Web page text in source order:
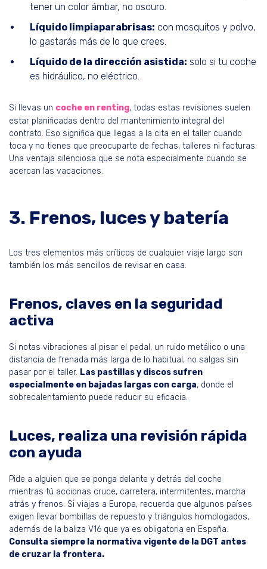
tener un color ámbar, no oscuro.
Líquido limpiaparabrisas: con mosquitos y polvo,
lo gastarás más de lo que crees.
Líquido de la dirección asistida: solo si tu coche
es hidráulico, no eléctrico.
Si llevas un coche en renting, todas estas revisiones suelen
estar planificadas dentro del mantenimiento integral del
contrato. Eso significa que llegas a la cita en el taller cuando
toca y no tienes que preocuparte de fechas, talleres ni facturas.
Una ventaja silenciosa que se nota especialmente cuando se
acercan las vacaciones.
3. Frenos, luces y batería
Los tres elementos más críticos de cualquier viaje largo son
también los más sencillos de revisar en casa.
Frenos, claves en la seguridad
activa
Si notas vibraciones al pisar el pedal, un ruido metálico o una
distancia de frenada más larga de lo habitual, no salgas sin
pasar por el taller. Las pastillas y discos sufren
especialmente en bajadas largas con carga, donde el
sobrecalentamiento puede reducir su eficacia.
Luces, realiza una revisión rápida
con ayuda
Pide a alguien que se ponga delante y detrás del coche
mientras tú accionas cruce, carretera, intermitentes, marcha
atrás y frenos. Si viajas a Europa, recuerda que algunos países
exigen llevar bombillas de repuesto y triángulos homologados,
además de la baliza V16 que ya es obligatoria en España.
Consulta siempre la normativa vigente de la DGT antes
de cruzar la frontera.